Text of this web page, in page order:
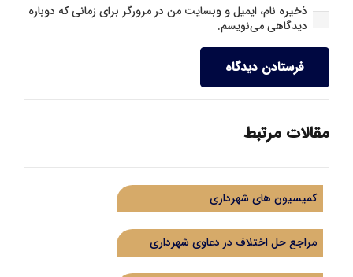
ذخیره نام، ایمیل و وبسایت من در مرورگر برای زمانی که دوباره
دیدگاهی می‌نویسم.
فرستادن دیدگاه
مقالات مرتبط
کمیسیون های شهرداری
مراجع حل اختلاف در دعاوی شهرداری